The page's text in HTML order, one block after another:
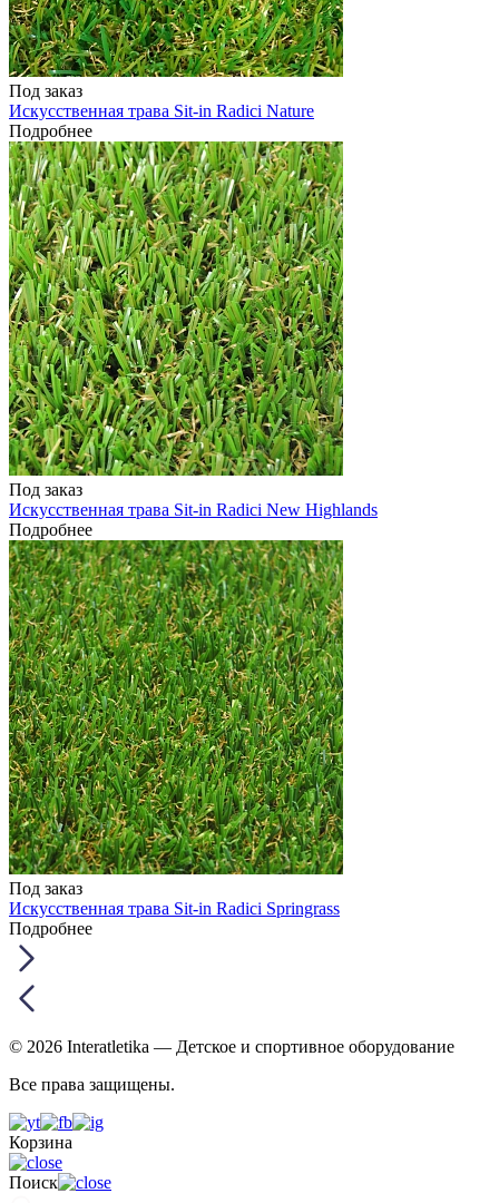
Под заказ
Искусственная трава Sit-in Radici Nature
Подробнее
Под заказ
Искусственная трава Sit-in Radici New Highlands
Подробнее
Под заказ
Искусственная трава Sit-in Radici Springrass
Подробнее
© 2026 Interatletika — Детское и спортивное оборудование
Все права защищены.
Корзина
Поиск